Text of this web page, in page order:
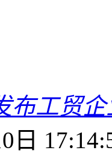
布工贸
日